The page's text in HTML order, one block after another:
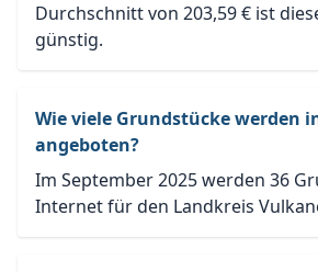
Durchschnitt von 203,59 € ist
günstig.
Wie viele Grundstücke werden
angeboten?
Im September 2025 werden 36
Internet für den Landkreis